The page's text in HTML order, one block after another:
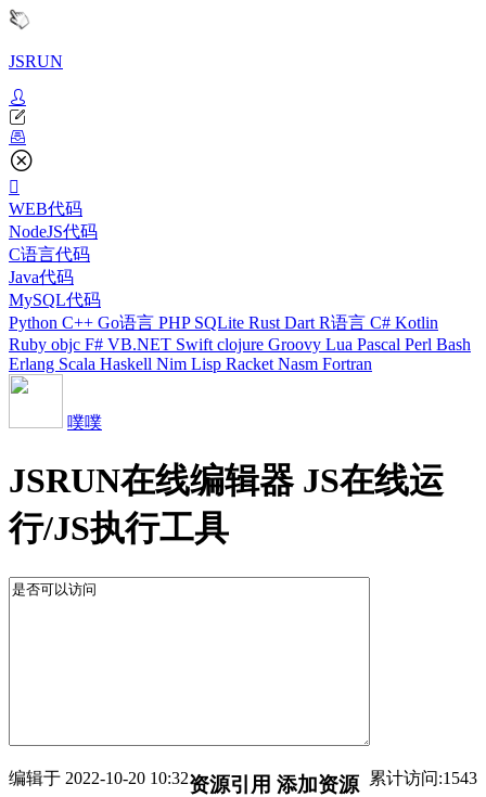
JSRUN
WEB代码
NodeJS代码
C语言代码
Java代码
MySQL代码
Python C++ Go语言 PHP SQLite Rust Dart R语言 C# Kotlin
Ruby objc F# VB.NET Swift clojure Groovy Lua Pascal Perl Bash
Erlang Scala Haskell Nim Lisp Racket Nasm Fortran
噗噗
JSRUN在线编辑器 JS在线运
行/JS执行工具
编辑于 2022-10-20 10:32 累计访问:1543
资源引用 添加资源